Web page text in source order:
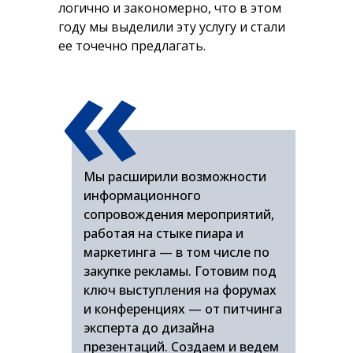
логично и закономерно, что в этом
году мы выделили эту услугу и стали
ее точечно предлагать.
Мы расширили возможности
информационного
сопровождения мероприятий,
работая на стыке пиара и
маркетинга — в том числе по
закупке рекламы. Готовим под
ключ выступления на форумах
и конференциях — от питчинга
эксперта до дизайна
презентаций. Создаем и ведем
«